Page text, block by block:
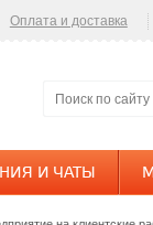
Оплата и доставка
И ЧАТЫ